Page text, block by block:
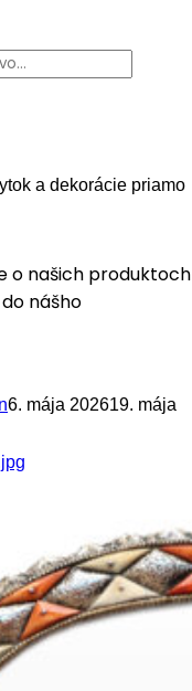
a dekorácie priamo
o našich produktoch
nášho
6. mája 202619. mája